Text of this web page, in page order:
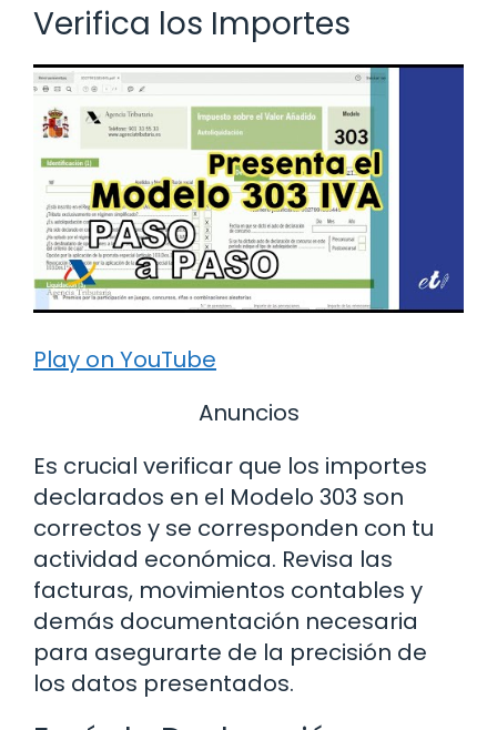
Verifica los Importes
Play on YouTube
Anuncios
Es crucial verificar que los importes
declarados en el Modelo 303 son
correctos y se corresponden con tu
actividad económica. Revisa las
facturas, movimientos contables y
demás documentación necesaria
para asegurarte de la precisión de
los datos presentados.